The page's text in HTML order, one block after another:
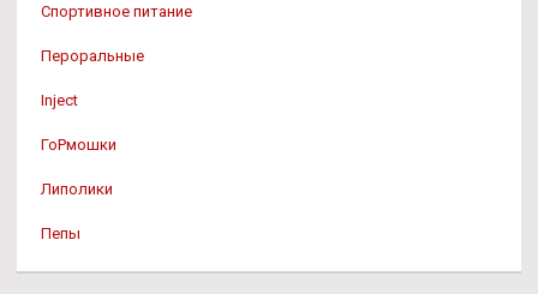
Спортивное питание
Пероральные
Inject
ГоРмошки
Липолики
Пепы